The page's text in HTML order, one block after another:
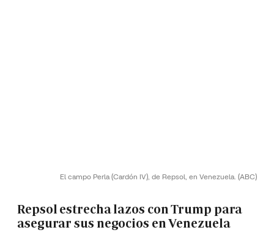
El campo Perla (Cardón IV), de Repsol, en Venezuela. (ABC)
Repsol estrecha lazos con Trump para
asegurar sus negocios en Venezuela